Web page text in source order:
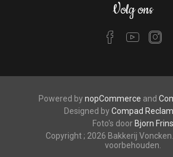
Volg ons
Powered bynopCommerce and
Designed byCompad
Foto's door Bjorn Frins
Copyright ; 2026 Bakkerij
voorbehouden.